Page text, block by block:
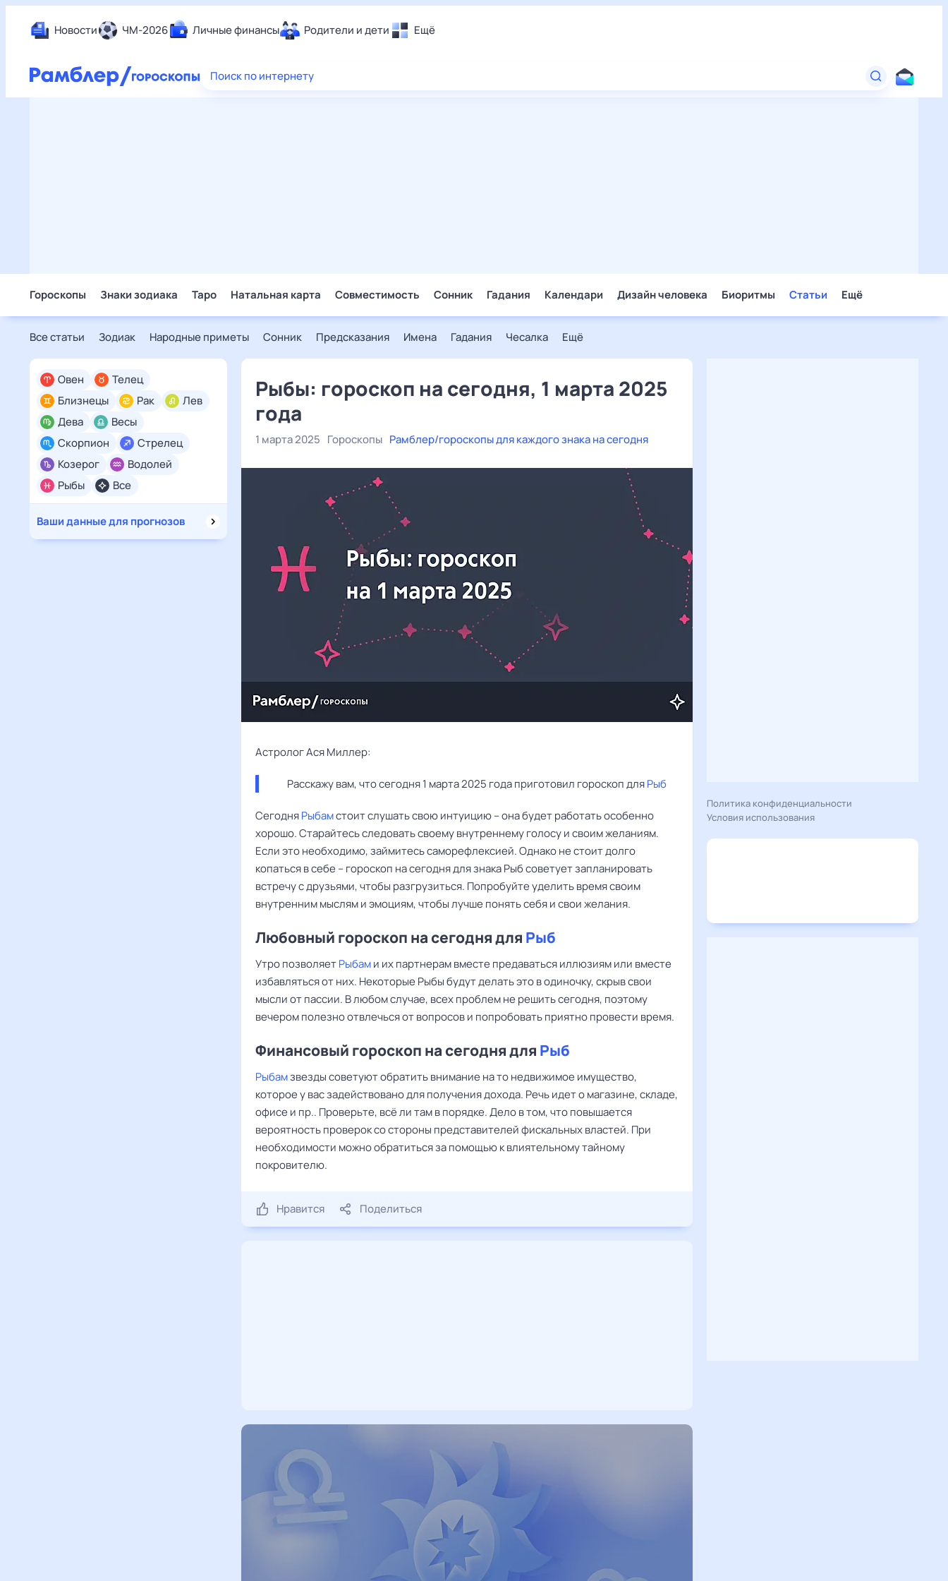
Новости ЧМ-2026 Личные финансы Родители и дети Ещё
Еда
Поиск по интернету
Гороскопы Знаки зодиака Таро Натальная карта Совместимость Сонник Гадания Календари Дизайн человека Биоритмы Статьи Ещё
Все статьи Зодиак Народные приметы Сонник Предсказания Имена Гадания Чесалка Ещё
Все
Овен
Телец
Близнецы
Рак
Лев
Дева
Весы
Скорпион
Стрелец
Козерог
Водолей
Рыбы
Ваши данные для прогнозов
Рыбы: гороскоп на сегодня, 1 марта 2025
года
1 марта 2025 Гороскопы Рамблер/гороскопы для каждого знака на сегодня
Астролог Ася Миллер:
Расскажу вам, что сегодня 1 марта 2025 года приготовил гороскоп для Рыб
СегодняРыбамстоит слушать свою интуицию – она будет работать особенно
хорошо. Старайтесь следовать своему внутреннему голосу и своим желаниям.
Если это необходимо, займитесь саморефлексией. Однако не стоит долго
копаться в себе – гороскоп на сегодня для знака Рыб советует запланировать
встречу с друзьями, чтобы разгрузиться. Попробуйте уделить время своим
внутренним мыслям и эмоциям, чтобы лучше понять себя и свои желания.
Любовный гороскоп на сегодня для Рыб
Утро позволяетРыбами их партнерам вместе предаваться иллюзиям или вместе
избавляться от них. Некоторые Рыбы будут делать это в одиночку, скрыв свои
мысли от пассии. В любом случае, всех проблем не решить сегодня, поэтому
вечером полезно отвлечься от вопросов и попробовать приятно провести время.
Финансовый гороскоп на сегодня для Рыб
Рыбамзвезды советуют обратить внимание на то недвижимое имущество,
которое у вас задействовано для получения дохода. Речь идет о магазине, складе,
офисе и пр.. Проверьте, всё ли там в порядке. Дело в том, что повышается
вероятность проверок со стороны представителей фискальных властей. При
необходимости можно обратиться за помощью к влиятельному тайному
покровителю.
Нравится Поделиться
Политика конфиденциальности
Условия использования